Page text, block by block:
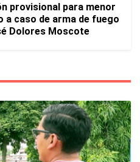
provisional para menor
a caso de arma de fuego
Dolores Moscote